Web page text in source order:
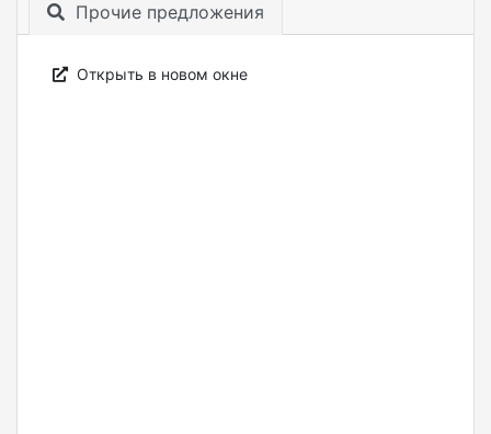
Прочие предложения
Открыть в новом окне